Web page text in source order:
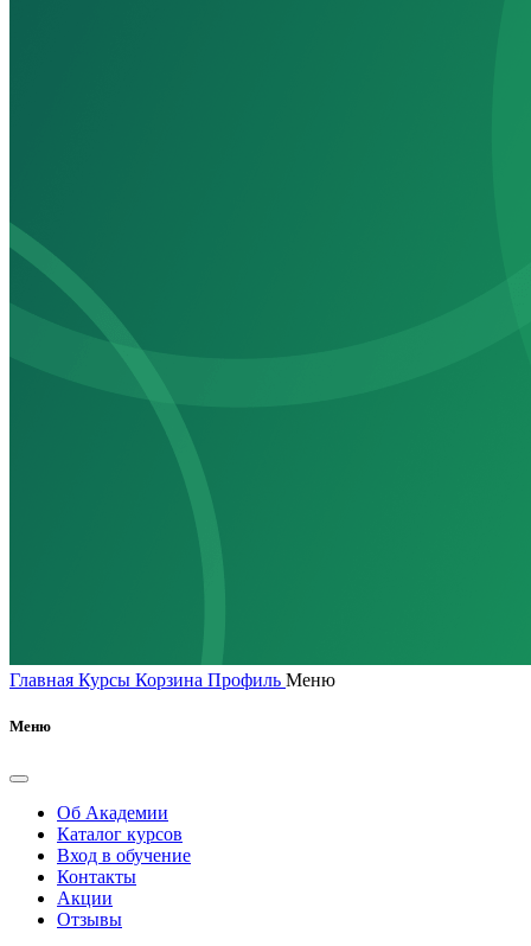
Главная Курсы Корзина Профиль Меню
Меню
Об Академии
Каталог курсов
Вход в обучение
Контакты
Акции
Отзывы